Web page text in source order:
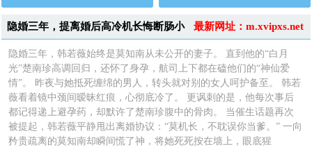
最新网址：m.xvipxs.net
隐婚三年，提离婚后高冷机长悔断肠小
说简介
隐婚三年，韩若薇始终是莫知南从未公开的妻子。 直到他的“白月
光”楚南珍高调回归，还怀了身孕，航司上下都在磕他们的“神仙爱
情”。 昨夜与她抵死缠绵的男人，转头就对别的女人呵护备至。 韩若
薇看着镜中颈间暧昧红痕，心彻底冷了。 更讽刺的是，他每次事后
都记得递上避孕药，却默许了楚南珍腹中的骨肉。 当催生话题再次
被提起，韩若薇平静甩出离婚协议：“莫机长，不耽误你当爹。” 一向
矜贵疏离的莫知南却瞬间慌了神，将她死死按在墙上，眼底猩